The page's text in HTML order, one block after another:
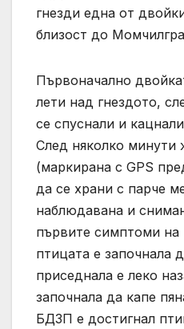
гнезди една от
близост до
Първоначално
лети над гнездото,
се спуснали и
След няколко минути
(маркирана с GPS
да се храни с парче
наблюдавана и
първите симптоми на
птицата е започнала
приседнала е леко
започнала да капе
БДЗП е достигнал